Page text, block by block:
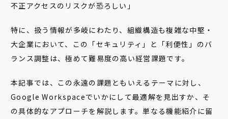
不正アクセスのリスクが恐ろしい」
特に、扱う情報が多岐にわたり、組織構造も複雑な中堅・
大企業において、この「セキュリティ」と「利便性」のバ
ランス調整は、極めて難易度の高い経営課題です。
本記事では、この永遠の課題ともいえるテーマに対し、
Google Workspaceでいかにして最適解を見出すか、そ
の具体的なアプローチを解説します。単なる機能紹介に留